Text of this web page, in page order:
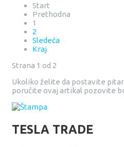
Start
Prethodna
1
2
Sledeća
Kraj
Strana 1 od 2
Ukoliko želite da postavite
poručite ovaj artikal pozovite
TESLA TRADE